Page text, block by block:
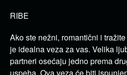
RIBE
Ako ste nežni, romantični i
je idealna veza za vas. Velika
partneri osećaju jedno prema